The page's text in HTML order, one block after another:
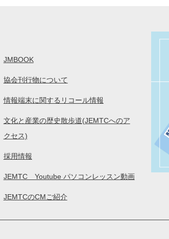
JMBOOK
協会刊行物について
情報端末に関するリコール情報
文化と産業の歴史散歩道(JEMTCへのア
クセス)
採用情報
JEMTC Youtube パソコンレッスン動画
JEMTCのCMご紹介